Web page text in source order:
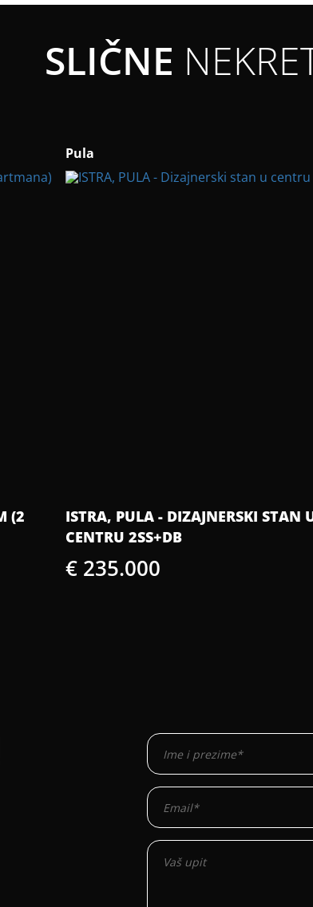
SLIČNE
(2
Pula
ISTRA, PULA - DIZAJNERSKI STAN
CENTRU 2SS+DB
€ 235.000